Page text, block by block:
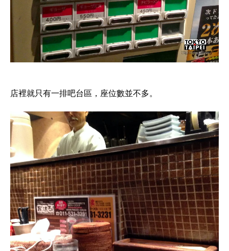
店裡就只有一排吧台區，座位數並不多。